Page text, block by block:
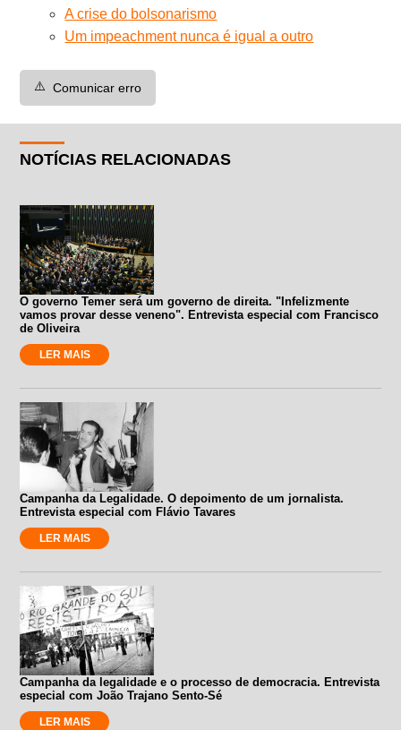
A crise do bolsonarismo
Um impeachment nunca é igual a outro
⚠️ Comunicar erro
NOTÍCIAS RELACIONADAS
O governo Temer será um governo de direita. "Infelizmente
vamos provar desse veneno". Entrevista especial com Francisco
de Oliveira
LER MAIS
Campanha da Legalidade. O depoimento de um jornalista.
Entrevista especial com Flávio Tavares
LER MAIS
Campanha da legalidade e o processo de democracia. Entrevista
especial com João Trajano Sento-Sé
LER MAIS